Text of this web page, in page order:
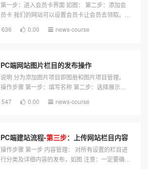
第一步：进入会员卡界面 如图： 第二步：添加会
员卡 我们的网站可以设置会员卡让会员去领取。会
背面设置：第三步、会员卡管理...
636 0.00 news-course
PC端网站图片栏目的发布操作
说明 分为添加图片项目即图册和图片项目管理。
操作步骤 第一步：填写名称 第二步：选择展示样
小不能超过3M。为了适应页面宽度，图...
547 0.00 news-course
PC端建站流程-第三步：上传网站栏目内容
操作步骤 第一步 内容管理： 对所有设置的栏目进
行分类及详细内容的发布，如图 注意：一定要确认